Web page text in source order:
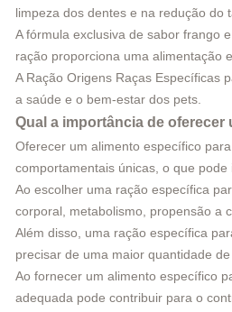
limpeza dos dentes e na redução do
A fórmula exclusiva de sabor frango
ração proporciona uma alimentação
A Ração Origens Raças Específicas
a saúde e o bem-estar dos pets.
Qual a importância de
Oferecer um alimento específico
comportamentais únicas, o que
Ao escolher uma ração específica
corporal, metabolismo, propensão a
Além disso, uma ração específica
precisar de uma maior quantidade
Ao fornecer um alimento específico
adequada pode contribuir para o